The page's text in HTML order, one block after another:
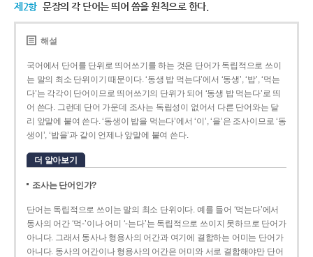
제2항 문장의 각 단어는 띄어 씀을 원칙으로 한다.
해설
국어에서 단어를 단위로 띄어쓰기를 하는 것은 단어가 독립적으로 쓰이
는 말의 최소 단위이기 때문이다. ‘동생 밥 먹는다’에서 ‘동생’, ‘밥’, ‘먹는
다’는 각각이 단어이므로 띄어쓰기의 단위가 되어 ‘동생 밥 먹는다’로 띄
어 쓴다. 그런데 단어 가운데 조사는 독립성이 없어서 다른 단어와는 달
리 앞말에 붙여 쓴다. ‘동생이 밥을 먹는다’에서 ‘이’, ‘을’은 조사이므로 ‘동
생이’, ‘밥을’과 같이 언제나 앞말에 붙여 쓴다.
더 알아보기
조사는 단어인가?
단어는 독립적으로 쓰이는 말의 최소 단위이다. 예를 들어 ‘먹는다’에서
동사의 어간 ‘먹-­’이나 어미 ‘­-는다’는 독립적으로 쓰이지 못하므로 단어가
아니다. 그래서 동사나 형용사의 어간과 여기에 결합하는 어미는 단어가
아니다. 동사의 어간이나 형용사의 어간은 어미와 서로 결합해야만 단어